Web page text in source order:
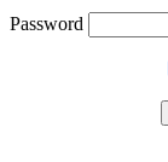
Password